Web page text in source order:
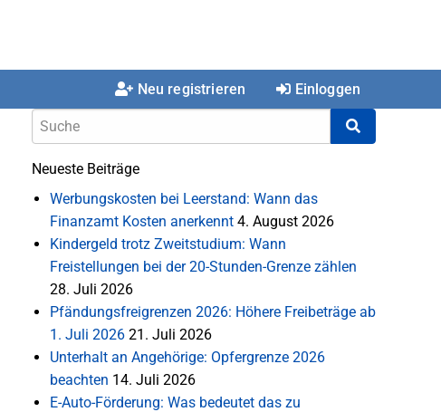
Neu registrieren Einloggen
Neueste Beiträge
Werbungskosten bei Leerstand: Wann das
Finanzamt Kosten anerkennt 4. August 2026
Kindergeld trotz Zweitstudium: Wann
Freistellungen bei der 20-Stunden-Grenze zählen
28. Juli 2026
Pfändungsfreigrenzen 2026: Höhere Freibeträge ab
1. Juli 2026 21. Juli 2026
Unterhalt an Angehörige: Opfergrenze 2026
beachten 14. Juli 2026
E-Auto-Förderung: Was bedeutet das zu